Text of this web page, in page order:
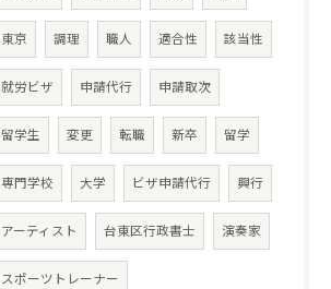
東京 調理 職人 適合性 該当性
就労ビザ 申請代行 申請取次
留学生 変更 転職 新卒 留学
専門学校 大学 ビザ申請代行 興行
アーティスト 台東区行政書士 演奏家
スポーツトレーナー